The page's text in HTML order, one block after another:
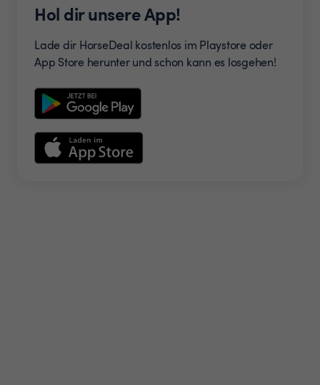
Hol dir unsere App!
Lade dir HorseDeal kostenlos im Playstore oder
App Store herunter und schon kann es losgehen!